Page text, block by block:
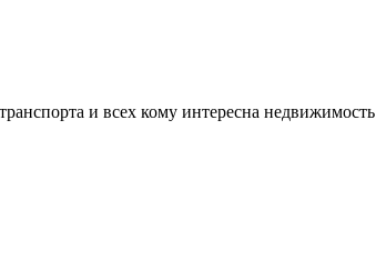
и всех кому интересна недвижимость